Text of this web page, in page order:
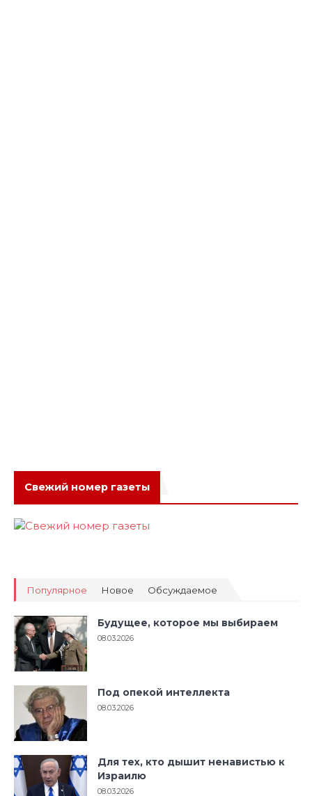
Свежий номер газеты
Популярное Новое Обсуждаемое
Будущее, которое мы выбираем
08.03.2026
Под опекой интеллекта
08.03.2026
Для тех, кто дышит ненавистью к
Израилю
08.03.2026